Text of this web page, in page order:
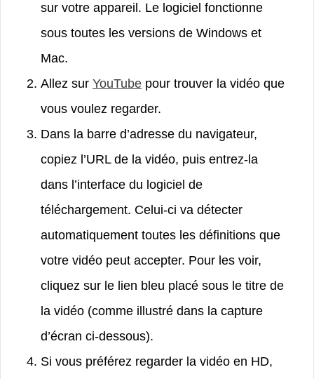
sur votre appareil. Le logiciel fonctionne
sous toutes les versions de Windows et
Mac.
Allez sur YouTube pour trouver la vidéo que
vous voulez regarder.
Dans la barre d’adresse du navigateur,
copiez l’URL de la vidéo, puis entrez-la
dans l’interface du logiciel de
téléchargement. Celui-ci va détecter
automatiquement toutes les définitions que
votre vidéo peut accepter. Pour les voir,
cliquez sur le lien bleu placé sous le titre de
la vidéo (comme illustré dans la capture
d’écran ci-dessous).
Si vous préférez regarder la vidéo en HD,